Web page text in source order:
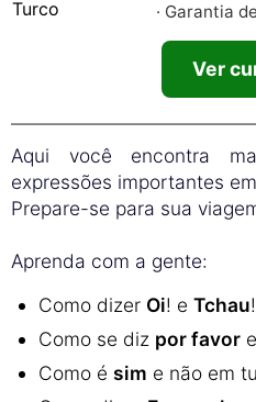
· Garantia
Ver
Aqui você encontra
expressões importantes
Prepare-se para sua
Aprenda com a gente:
Como dizer Oi! e Tchau
Como se diz por favor e
Como é sim e não em